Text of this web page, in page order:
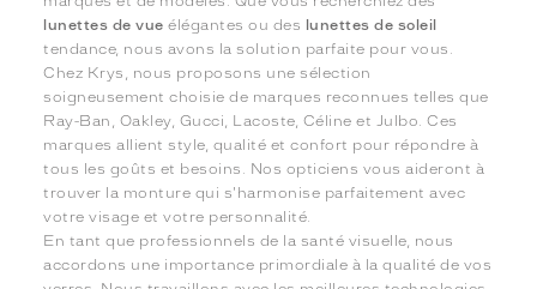
lunettes de vue élégantes ou des lunettes de soleil
tendance, nous avons la solution parfaite pour vous.
Chez Krys, nous proposons une sélection
soigneusement choisie de marques reconnues telles que
Ray-Ban, Oakley, Gucci, Lacoste, Céline et Julbo. Ces
marques allient style, qualité et confort pour répondre à
tous les goûts et besoins. Nos opticiens vous aideront à
trouver la monture qui s'harmonise parfaitement avec
votre visage et votre personnalité.
En tant que professionnels de la santé visuelle, nous
accordons une importance primordiale à la qualité de vos